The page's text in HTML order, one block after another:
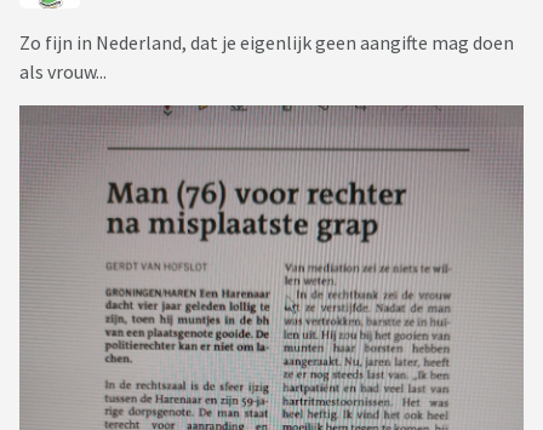
Zo fijn in Nederland, dat je eigenlijk geen aangifte mag doen
als vrouw...